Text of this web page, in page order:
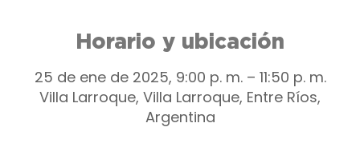
Horario y ubicación
25 de ene de 2025, 9:00 p. m. – 11:50 p. m.
Villa Larroque, Villa Larroque, Entre Ríos,
Argentina